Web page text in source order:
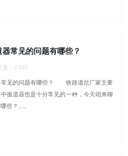
常见的问题有哪些？
：2446
见的问题有哪些？ 铁路道岔厂家主要
扳道器也是十分常见的一种，今天咱来聊
些？......